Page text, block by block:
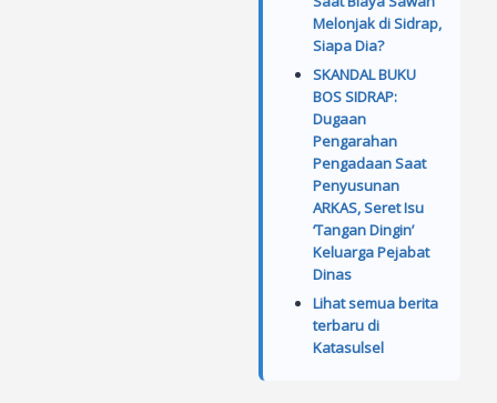
Melonjak di Sidrap,
Siapa Dia?
SKANDAL BUKU
BOS SIDRAP:
Dugaan
Pengarahan
Pengadaan Saat
Penyusunan
ARKAS, Seret Isu
‘Tangan Dingin’
Keluarga Pejabat
Dinas
Lihat semua berita
terbaru di
Katasulsel